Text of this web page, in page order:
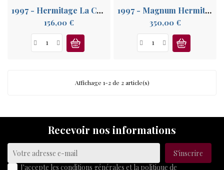
1997 - Hermitage La Chapelle
156,00 €Prix
1997 - Magnum Hermitage La Chapelle
350,00 €Prix
Affichage 1-2 de 2 article(s)
Recevoir nos informations
J'accepte les conditions générales et la politique de